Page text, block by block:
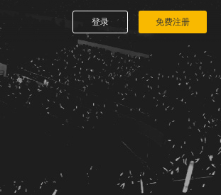
登录 免费注册